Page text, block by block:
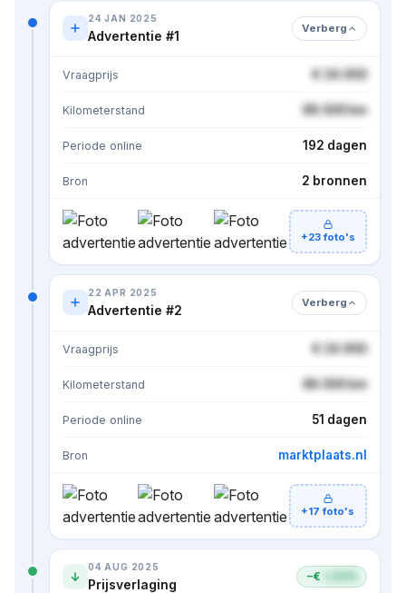
24 JAN 2025
Advertentie #1 Verberg
Vraagprijs € 24.950
Kilometerstand 86.500 km
Periode online 192 dagen
Bron 2 bronnen
+23 foto's
22 APR 2025
Advertentie #2 Verberg
Vraagprijs € 24.950
Kilometerstand 86.500 km
Periode online 51 dagen
Bron marktplaats.nl
+17 foto's
04 AUG 2025
Prijsverlaging −€